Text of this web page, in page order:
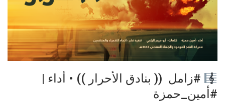
#زامل (( بنادق الأحرار )) • أداء |
#أمين_حمزة